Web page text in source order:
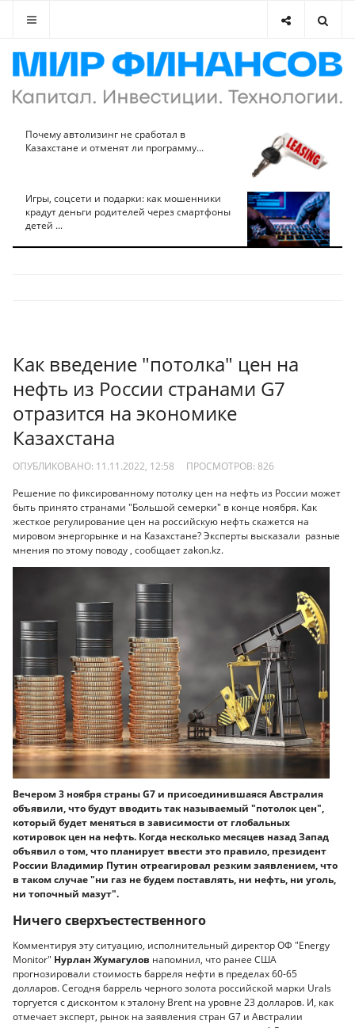
Почему автолизинг не сработал в
Казахстане и отменят ли программу...
Игры, соцсети и подарки: как мошенники
крадут деньги родителей через смартфоны
детей ...
Как введение "потолка" цен на
нефть из России странами G7
отразится на экономике
Казахстана
ОПУБЛИКОВАНО: 11.11.2022, 12:58 ПРОСМОТРОВ: 826
Решение по фиксированному потолку цен на нефть из России может
быть принято странами "Большой семерки" в конце ноября. Как
жесткое регулирование цен на российскую нефть скажется на
мировом энергорынке и на Казахстане? Эксперты высказали разные
мнения по этому поводу , сообщает zakon.kz.
Вечером 3 ноября страны G7 и присоединившаяся Австралия
объявили, что будут вводить так называемый "потолок цен",
который будет меняться в зависимости от глобальных
котировок цен на нефть. Когда несколько месяцев назад Запад
объявил о том, что планирует ввести это правило, президент
России Владимир Путин отреагировал резким заявлением, что
в таком случае "ни газ не будем поставлять, ни нефть, ни уголь,
ни топочный мазут".
Ничего сверхъестественного
Комментируя эту ситуацию, исполнительный директор ОФ "Energy
Monitor" Нурлан Жумагулов напомнил, что ранее США
прогнозировали стоимость барреля нефти в пределах 60-65
долларов. Сегодня баррель черного золота российской марки Urals
торгуется с дисконтом к эталону Brent на уровне 23 долларов. И, как
отмечает эксперт, рынок на заявления стран G7 и Австралии